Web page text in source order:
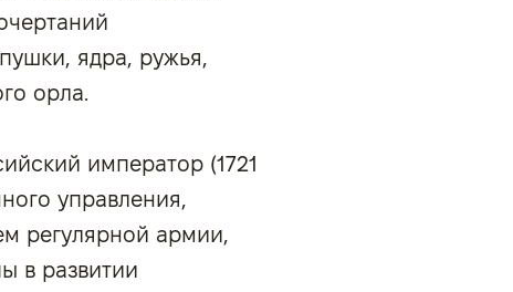
ядра, ружья,
орла.
император (1721
управления,
регулярной армии,
в развитии